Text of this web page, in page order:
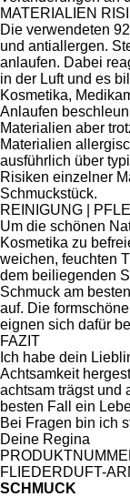
MATERIALIEN
Die verwendeten
und antiallergen.
anlaufen. Dabei
in der Luft und es
Kosmetika,
Anlaufen
Materialien aber
Materialien
ausführlich über
Risiken einzelner
Schmuckstück.
REINIGUNG |
Um die schönen
Kosmetika zu
weichen, feuchten
dem beiliegenden
Schmuck am
auf. Die
eignen sich dafür
FAZIT
Ich habe dein
Achtsamkeit
achtsam trägst und
besten Fall ein
Bei Fragen bin ich
Deine Regina
FLIEDERDUFT-
SCHMUCK